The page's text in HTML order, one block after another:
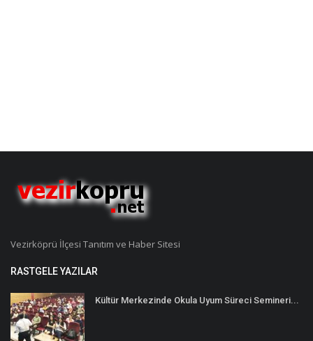
Vezirköprü İlçesi Tanıtım ve Haber Sitesi
RASTGELE YAZILAR
Kültür Merkezinde Okula Uyum Süreci Semineri...